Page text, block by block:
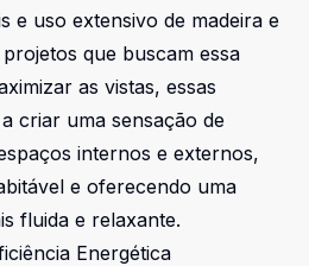
e uso extensivo de madeira e
que buscam essa
as vistas, essas
criar uma sensação de
internos e externos,
e oferecendo uma
fluida e relaxante.
Energética